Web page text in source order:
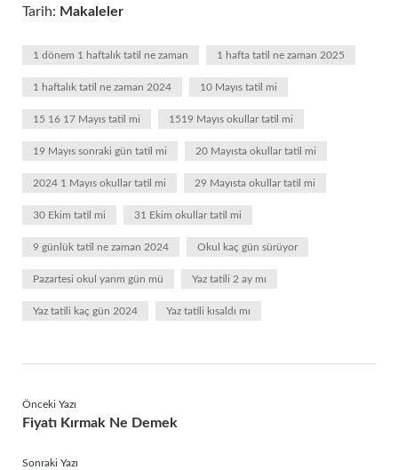
Tarih: Makaleler
1 dönem 1 haftalık tatil ne zaman 1 hafta tatil ne zaman 2025
1 haftalık tatil ne zaman 2024 10 Mayıs tatil mi
15 16 17 Mayıs tatil mi 1519 Mayıs okullar tatil mi
19 Mayıs sonraki gün tatil mi 20 Mayısta okullar tatil mi
2024 1 Mayıs okullar tatil mi 29 Mayısta okullar tatil mi
30 Ekim tatil mi 31 Ekim okullar tatil mi
9 günlük tatil ne zaman 2024 Okul kaç gün sürüyor
Pazartesi okul yarım gün mü Yaz tatili 2 ay mı
Yaz tatili kaç gün 2024 Yaz tatili kısaldı mı
Önceki Yazı
Fiyatı Kırmak Ne Demek
Sonraki Yazı